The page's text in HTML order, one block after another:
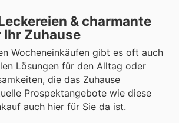
& charmante
Zuhause
Wocheneinkäufen gibt es oft auch
Lösungen für den Alltag oder
die das Zuhause
Prospektangebote wie diese
auch hier für Sie da ist.